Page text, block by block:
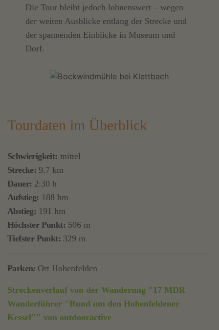
Die Tour bleibt jedoch lohnenswert – wegen
der weiten Ausblicke entlang der Strecke und
der spannenden Einblicke in Museum und
Dorf.
Tourdaten im Überblick
Schwierigkeit: mittel
Strecke: 9,7 km
Dauer: 2:30 h
Aufstieg: 188 hm
Abstieg: 191 hm
Höchster Punkt: 506 m
Tiefster Punkt: 329 m
Parken: Ort Hohenfelden
Streckenverlauf von der Wanderung "17 MDR
Wanderführer "Rund um den Hohenfeldener
Kessel"" von outdooractive